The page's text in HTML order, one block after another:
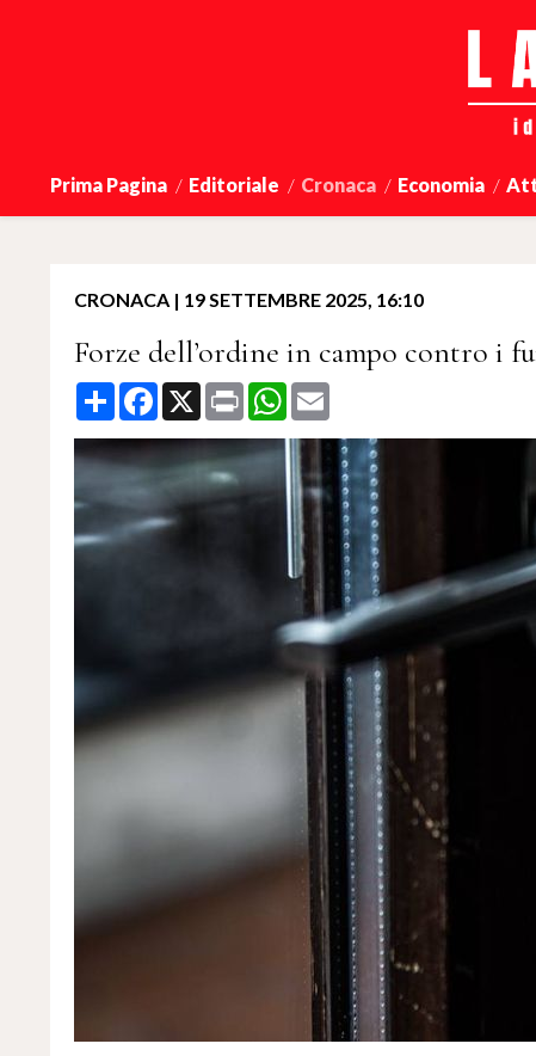
Prima Pagina Editoriale Cronaca Economia
CRONACA | 19 SETTEMBRE 2025, 16:10
Forze dell’ordine in campo contro i
Share Facebook
X Print WhatsApp